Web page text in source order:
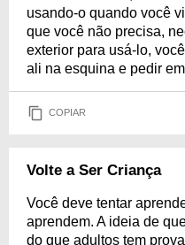
usando-o quando você
que você não precisa,
exterior para usá-lo,
ali na esquina e pedir
COPIAR
Volte a Ser Criança
Você deve tentar
aprendem. A ideia de
do que adultos tem